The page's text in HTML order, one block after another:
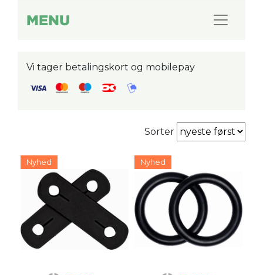
MENU
Vi tager betalingskort og mobilepay
Sorter
Nyhed Nyhed